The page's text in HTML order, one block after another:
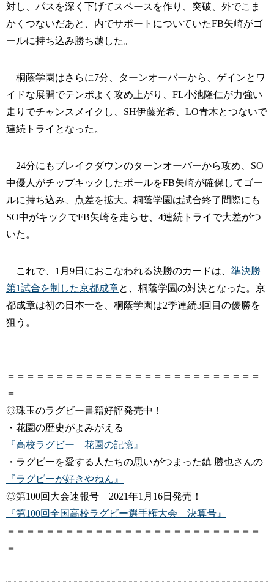
対し、パスを深く下げてスペースを作り、突破、外でこま
かくつないだあと、内でサポートについていたFB矢崎がゴ
ールに持ち込み勝ち越した。
桐蔭学園はさらに7分、ターンオーバーから、ゲインとワ
イドな展開でテンポよく攻め上がり、FL小池隆仁が力強い
走りでチャンスメイクし、SH伊藤光希、LO青木とつないで
連続トライとなった。
24分にもブレイクダウンのターンオーバーから攻め、SO
中優人がチップキックしたボールをFB矢崎が確保してゴー
ルに持ち込み、点差を拡大。桐蔭学園は試合終了間際にも
SO中がキックでFB矢崎を走らせ、4連続トライで大差がつ
いた。
これで、1月9日におこなわれる決勝のカードは、 準決勝
第1試合を制した京都成章と、桐蔭学園の対決となった。京
都成章は初の日本一を、桐蔭学園は2季連続3回目の優勝を
狙う。
＝＝＝＝＝＝＝＝＝＝＝＝＝＝＝＝＝＝＝＝＝＝＝＝＝＝
＝
◎珠玉のラグビー書籍好評発売中！
・花園の歴史がよみがえる
『高校ラグビー 花園の記憶』
・ラグビーを愛する人たちの思いがつまった鎮 勝也さんの
『ラグビーが好きやねん』
◎第100回大会速報号 2021年1月16日発売！
『第100回全国高校ラグビー選手権大会 決算号』
＝＝＝＝＝＝＝＝＝＝＝＝＝＝＝＝＝＝＝＝＝＝＝＝＝＝
＝